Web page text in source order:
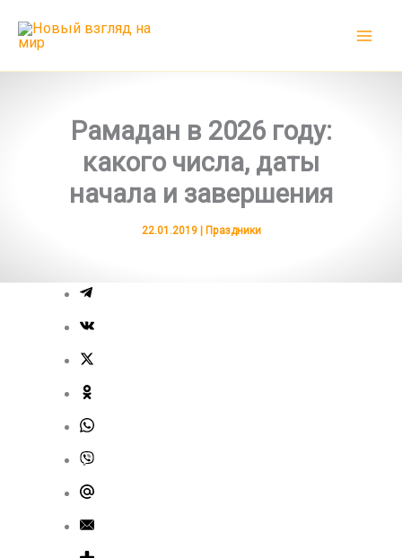
Рамадан в 2026 году:
какого числа, даты
начала и завершения
22.01.2019 Праздники